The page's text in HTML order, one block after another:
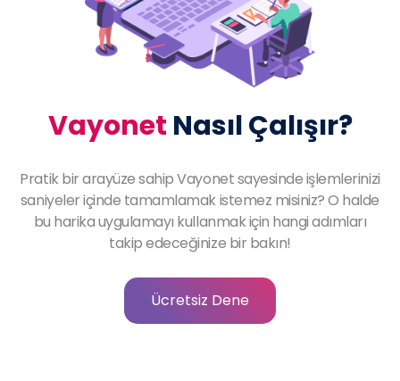
Vayonet Nasıl Çalışır?
Pratik bir arayüze sahip Vayonet sayesinde işlemlerinizi
saniyeler içinde tamamlamak istemez misiniz? O halde
bu harika uygulamayı kullanmak için hangi adımları
takip edeceğinize bir bakın!
Ücretsiz Dene